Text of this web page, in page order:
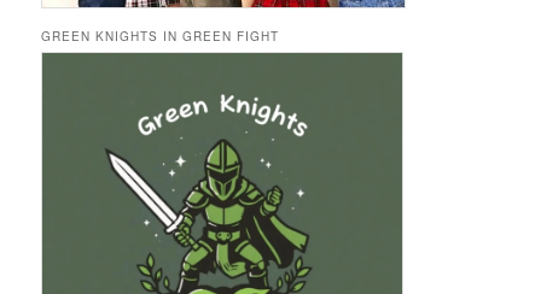
GREEN KNIGHTS IN GREEN FIGHT